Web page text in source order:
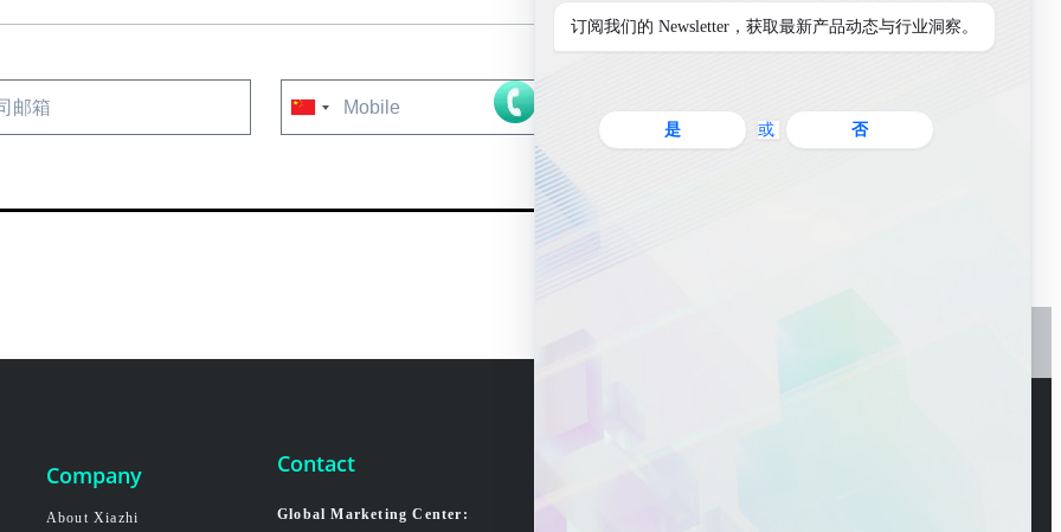
2
China
+86
Company
About Xiazhi
Contact
Global Marketing Center:
订阅我们的 Newsletter，获取最新产品动态与行业洞察。
是 或 否